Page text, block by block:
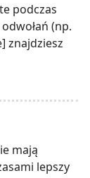
podczas
(np.
znajdziesz
mają
lepszy